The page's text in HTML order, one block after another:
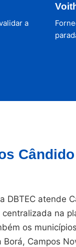
a
a DBTEC atende
na
os
Borá, Campos